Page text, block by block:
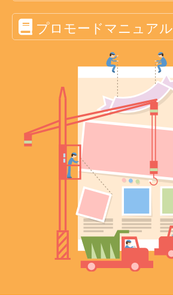
プロモードマニュアル